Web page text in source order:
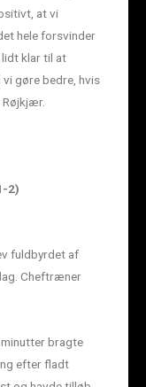
at vi
hele forsvinder
lidt klar til at
gøre bedre, hvis
Røjkjær.
2)
fuldbyrdet af
Cheftræner
bragte
efter fladt